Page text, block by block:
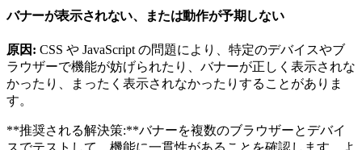
バナーが表示されない、または動作が予期しない
原因: CSS や JavaScript の問題により、特定のデバイスやブ
ラウザーで機能が妨げられたり、バナーが正しく表示されな
かったり、まったく表示されなかったりすることがありま
す。
**推奨される解決策:**バナーを複数のブラウザーとデバイ
スでテストして、機能に一貫性があることを確認します。よ